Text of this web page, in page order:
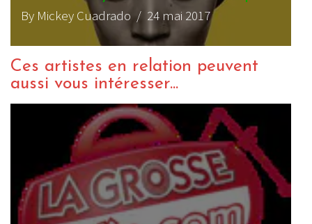
By Mickey Cuadrado / 24 mai 2017
Ces artistes en relation peuvent
aussi vous intéresser...